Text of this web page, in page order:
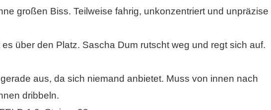
großen Biss. Teilweise fahrig, unkonzentriert und unpräzise
über den Platz. Sascha Dum rutscht weg und regt sich auf.
aus, da sich niemand anbietet. Muss von innen nach
dribbeln.